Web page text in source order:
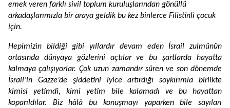
emek veren farklı sivil toplum kuruluşlarından gönüllü
arkadaşlarımızla bir araya geldik bu kez binlerce Filistinli çocuk
için.
Hepimizin bildiği gibi yıllardır devam eden İsrail zulmünün
ortasında dünyaya gözlerini açtılar ve bu şartlarda hayatta
kalmaya çalışıyorlar. Çok uzun zamandır süren ve son dönemde
İsrail’in Gazze’de şiddetini iyice artırdığı soykırımla birlikte
kimisi yetimdi, kimi yetim bile kalamadı ve bu hayattan
koparıldılar. Biz hâlâ bu konuşmayı yaparken bile sayıları